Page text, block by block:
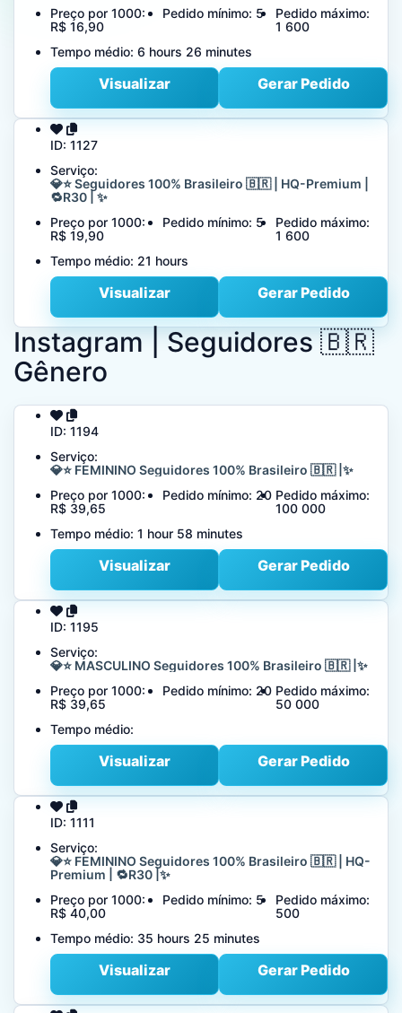
Preço por 1000:
R$ 16,90
Pedido mínimo: 5
Pedido máximo:
1 600
Tempo médio: 6 hours 26 minutes
Visualizar Gerar Pedido
ID: 1127
Serviço:
💎⭐ Seguidores 100% Brasileiro 🇧🇷 | HQ-Premium |
🔁R30 | ✨
Preço por 1000:
R$ 19,90
Pedido mínimo: 5
Pedido máximo:
1 600
Tempo médio: 21 hours
Visualizar Gerar Pedido
Instagram | Seguidores 🇧🇷
Gênero
ID: 1194
Serviço:
💎⭐ FEMININO Seguidores 100% Brasileiro 🇧🇷 |✨
Preço por 1000:
R$ 39,65
Pedido mínimo: 20 Pedido máximo:
100 000
Tempo médio: 1 hour 58 minutes
Visualizar Gerar Pedido
ID: 1195
Serviço:
💎⭐ MASCULINO Seguidores 100% Brasileiro 🇧🇷 |✨
Preço por 1000:
R$ 39,65
Pedido mínimo: 20 Pedido máximo:
50 000
Tempo médio:
Visualizar Gerar Pedido
ID: 1111
Serviço:
💎⭐ FEMININO Seguidores 100% Brasileiro 🇧🇷 | HQ-
Premium | 🔁R30 |✨
Preço por 1000:
R$ 40,00
Pedido mínimo: 5
Pedido máximo:
500
Tempo médio: 35 hours 25 minutes
Visualizar Gerar Pedido